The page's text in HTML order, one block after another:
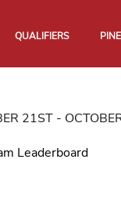
QUALIFIERS
21ST -
Leaderboard